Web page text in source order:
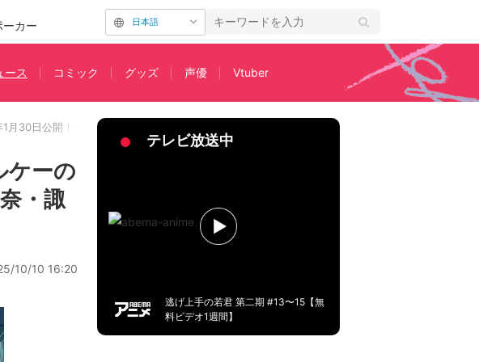
ーカー 日本語
ース コミック グッズ 声優 Vtuber
30日公開！小野賢章・上田麗奈・諏訪部順一のコメント到着
ケーの
・諏
10/10 16:20
テレビ放送中
逃げ上手の若君 第二期 #13〜15【無
料ビデオ1週間】